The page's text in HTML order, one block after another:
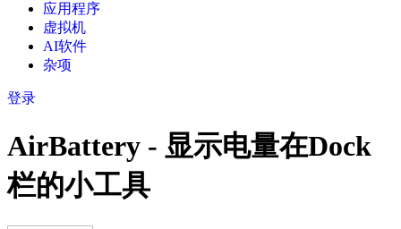
应用程序
虚拟机
AI软件
杂项
登录
AirBattery - 显示电量在Dock
栏的小工具